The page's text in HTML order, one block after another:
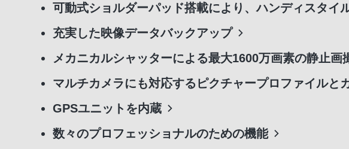
可動式ショルダーパッド搭載により、ハンディスタイ
充実した映像データバックアップ
メカニカルシャッターによる最大1600万画素の静止画
マルチカメラにも対応するピクチャープロファイルと
GPSユニットを内蔵
数々のプロフェッショナルのための機能